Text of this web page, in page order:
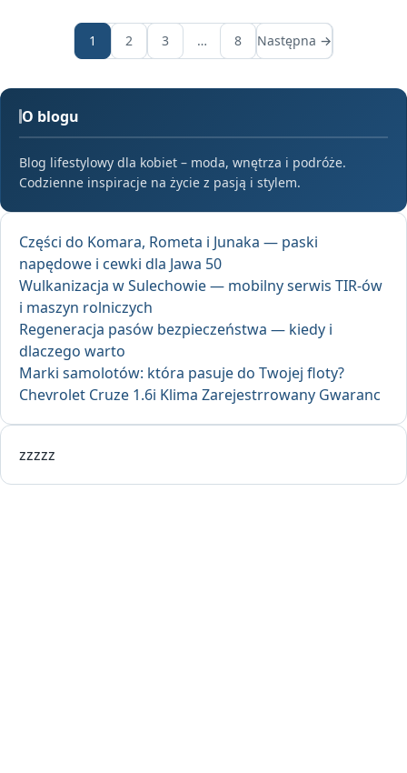
1 2 3 … 8 Następna →
O blogu
Blog lifestylowy dla kobiet – moda, wnętrza i podróże.
Codzienne inspiracje na życie z pasją i stylem.
Części do Komara, Rometa i Junaka — paski
napędowe i cewki dla Jawa 50
Wulkanizacja w Sulechowie — mobilny serwis TIR-ów
i maszyn rolniczych
Regeneracja pasów bezpieczeństwa — kiedy i
dlaczego warto
Marki samolotów: która pasuje do Twojej floty?
Chevrolet Cruze 1.6i Klima Zarejestrrowany Gwaranc
zzzzz